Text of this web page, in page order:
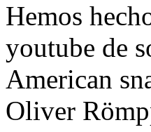
Hemos
youtube de
American
Oliver